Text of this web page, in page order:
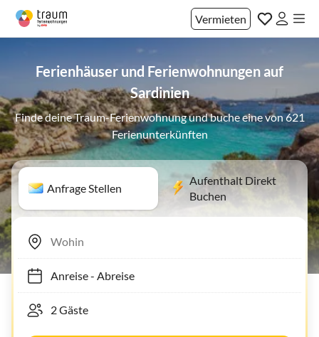
Vermieten
Ferienhäuser und Ferienwohnungen auf
Sardinien
Finde deine Traum-Ferienwohnung und buche eine von 621
Ferienunterkünften
Anfrage Stellen
Aufenthalt Direkt
Buchen
Anreise- Abreise